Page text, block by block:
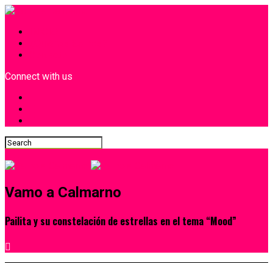
Connect with us
Vamo a Calmarno
Pailita y su constelación de estrellas en el tema “Mood”